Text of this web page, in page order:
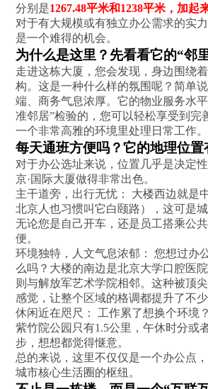
分别是1267.48平米和1238平米，加起
对于有大规模或有独立办公需求的实
是一个难得的机会。
为什么是这里？先看看它的“邻
走进这栋大厦，您会发现，身边围绕
构。这是一种什么样的氛围呢？简单
端、商务气息浓厚。它的物业服务水
准邻居”检验的，您可以轻松享受到完
一个非常高雅的环境里处理日常工作。
每天通班方便吗？它的地理位置
对于办公选址来说，位置几乎是决定
京·国际大厦做得非常出色。
主干道旁，出行无忧： 大楼西边就是
北京人也习惯叫它白颐路），这可是
无论您是自己开车，还是员工搭乘公
便。
环境独特，人文气息浓郁： 您想过办
么吗？大楼的南边是北京大学口腔医
则与解放军艺术学院相邻。这种被顶
感觉，让整个区域的格调都提升了不少
休闲近在咫尺： 工作累了想换个环境
紫竹院公园只有1.5公里，午休时分或
步，想想都觉得惬意。
总的来说，这里不仅仅是一个办公点
城市核心生活圈的枢纽。